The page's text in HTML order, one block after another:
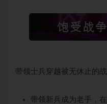
带领士兵穿越被无休止的
带领新兵成为老手，